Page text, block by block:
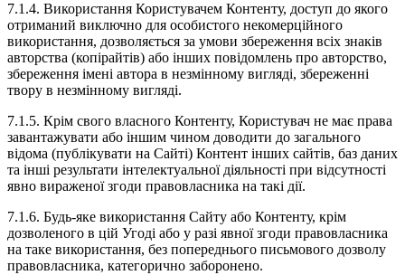
7.1.4. Використання Користувачем Контенту, доступ до якого
отриманий виключно для особистого некомерційного
використання, дозволяється за умови збереження всіх знаків
авторства (копірайтів) або інших повідомлень про авторство,
збереження імені автора в незмінному вигляді, збереженні
твору в незмінному вигляді.
7.1.5. Крім свого власного Контенту, Користувач не має права
завантажувати або іншим чином доводити до загального
відома (публікувати на Сайті) Контент інших сайтів, баз даних
та інші результати інтелектуальної діяльності при відсутності
явно вираженої згоди правовласника на такі дії.
7.1.6. Будь-яке використання Сайту або Контенту, крім
дозволеного в цій Угоді або у разі явної згоди правовласника
на таке використання, без попереднього письмового дозволу
правовласника, категорично заборонено.